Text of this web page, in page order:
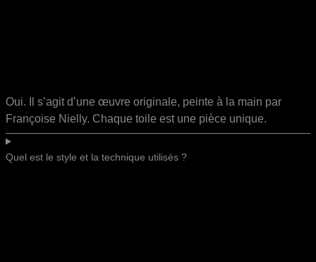
Oui. Il s’agit d’une œuvre originale, peinte à la main par
Françoise Nielly. Chaque toile est une pièce unique.
Quel est le style et la technique utilisés ?